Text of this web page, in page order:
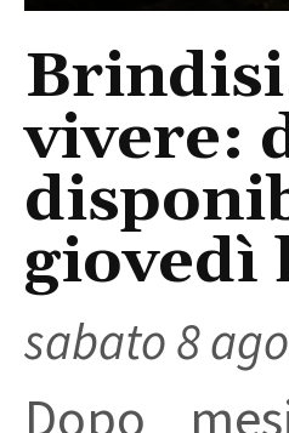
vivere:
giovedì
sabato 8